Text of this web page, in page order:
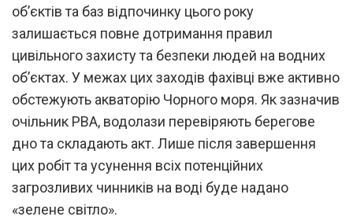
об’єктів та баз відпочинку цього року
залишається повне дотримання правил
цивільного захисту та безпеки людей на водних
об’єктах. У межах цих заходів фахівці вже активно
обстежують акваторію Чорного моря. Як зазначив
очільник РВА, водолази перевіряють берегове
дно та складають акт. Лише після завершення
цих робіт та усунення всіх потенційних
загрозливих чинників на воді буде надано
«зелене світло».